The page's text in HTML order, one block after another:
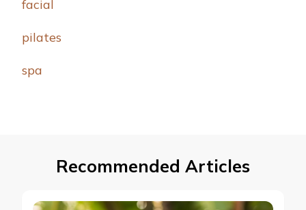
facial
pilates
spa
Recommended Articles